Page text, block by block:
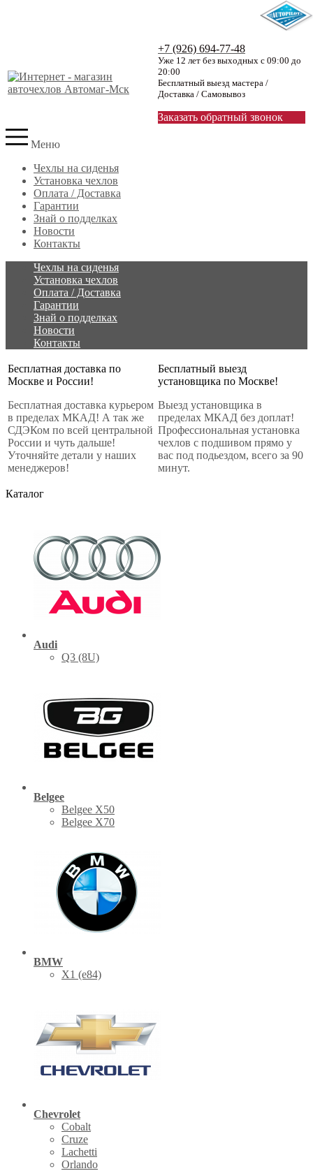
+7 (926) 694-77-48
Уже 12 лет без выходных с 09:00 до
20:00
Бесплатный выезд мастера /
Доставка / Самовывоз
Заказать обратный звонок
Меню
Чехлы на сиденья
Установка чехлов
Оплата / Доставка
Гарантии
Знай о подделках
Новости
Контакты
Чехлы на сиденья
Установка чехлов
Оплата / Доставка
Гарантии
Знай о подделках
Новости
Контакты
Бесплатная доставка по
Москве и России!
Бесплатная доставка курьером
в пределах МКАД! А так же
СДЭКом по всей центральной
России и чуть дальше!
Уточняйте детали у наших
менеджеров!
Бесплатный выезд
установщика по Москве!
Выезд установщика в
пределах МКАД без доплат!
Профессиональная установка
чехлов с подшивом прямо у
вас под подьездом, всего за 90
минут.
Каталог
Audi
Q3 (8U)
Belgee
Belgee X50
Belgee X70
BMW
X1 (е84)
Chevrolet
Cobalt
Cruze
Lachetti
Orlando